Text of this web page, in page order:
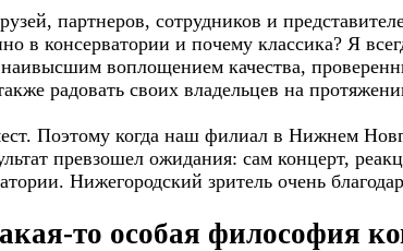
партнеров, сотрудников и
в консерватории и почему классика? Я
наивысшим воплощением качества,
радовать своих владельцев на
Поэтому когда наш филиал в Нижнем
превзошел ожидания: сам концерт,
Нижегородский зритель очень
то особая философия